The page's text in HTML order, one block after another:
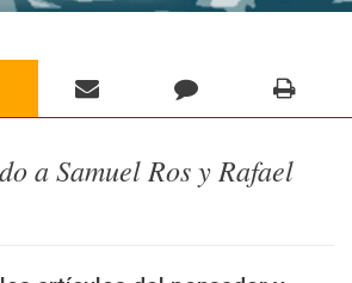
a Samuel Ros y Rafael